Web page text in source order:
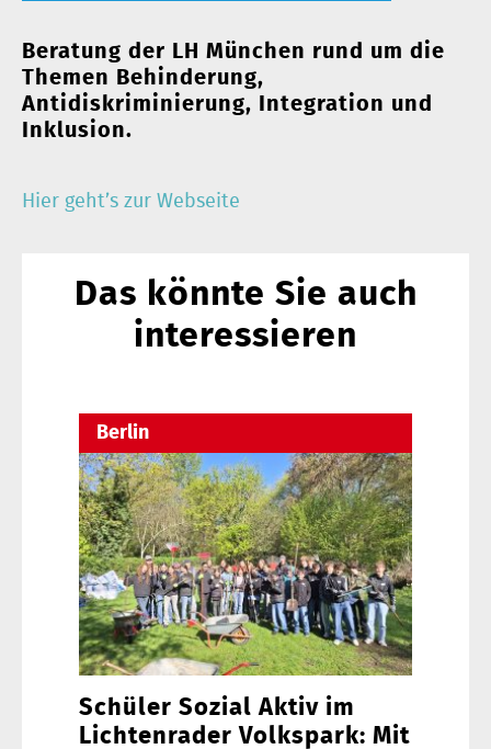
Beratung der LH München rund um die
Themen Behinderung,
Antidiskriminierung, Integration und
Inklusion.
Hier geht’s zur Webseite
Das könnte Sie auch
interessieren
Berlin
Schüler Sozial Aktiv im
Lichtenrader Volkspark: Mit